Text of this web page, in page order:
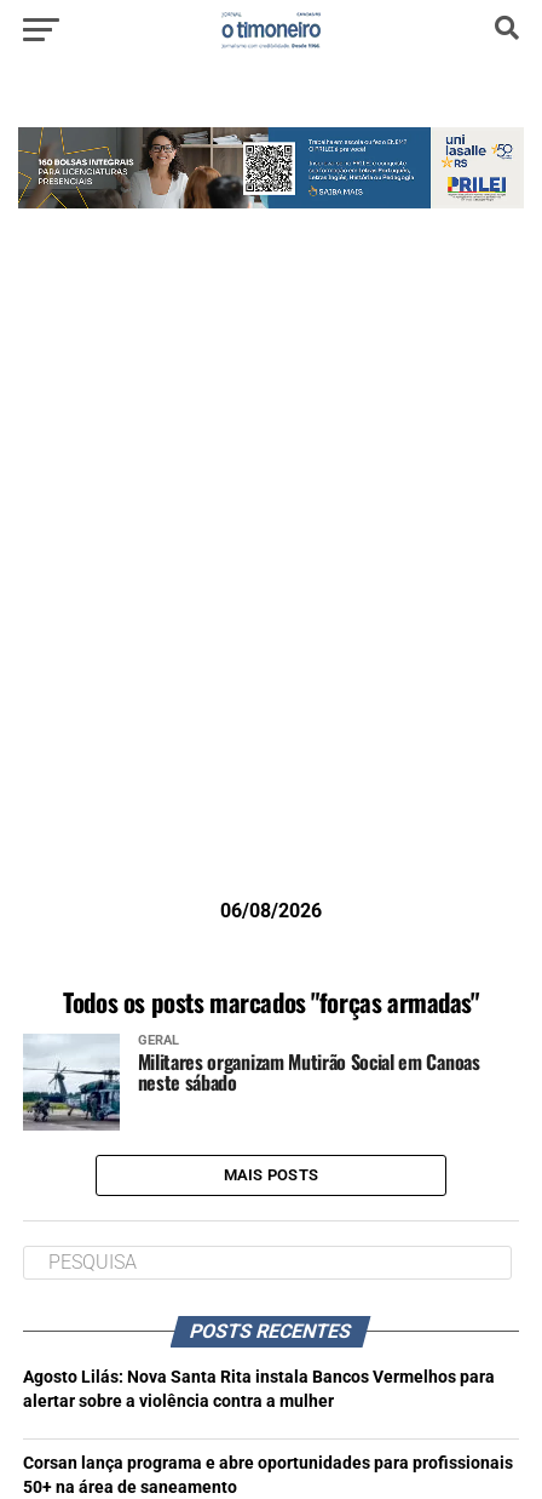
06/08/2026
Todos os posts marcados "forças armadas"
GERAL
Militares organizam Mutirão Social em Canoas
neste sábado
MAIS POSTS
POSTS RECENTES
Agosto Lilás: Nova Santa Rita instala Bancos Vermelhos para
alertar sobre a violência contra a mulher
Corsan lança programa e abre oportunidades para profissionais
50+ na área de saneamento